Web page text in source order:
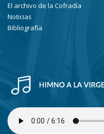
El archivo de la Cofradía
Noticias
Bibliografía